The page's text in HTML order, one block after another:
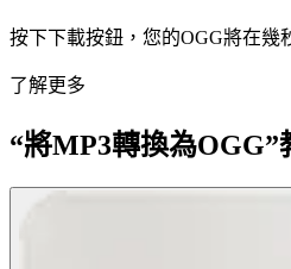
按下下載按鈕，您的OGG將在幾
了解更多
“將MP3轉換為OGG”